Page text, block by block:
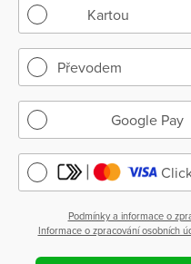
Kartou
Převodem
Google Pay
Podmínky a informace o
Informace o zpracování osobních